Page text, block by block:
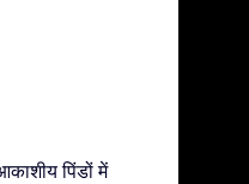
पिंडों में